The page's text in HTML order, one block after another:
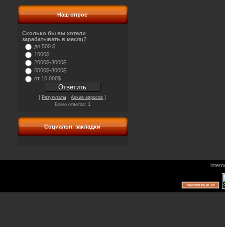
Наш опрос
Сколько бы вы хотели
зарабатывать в месяц?
до 500 $
1000$
2000$-3000$
5000$-8000$
от 10 000$
[Результаты ·Архив опросов ]
Всего ответов: 1
Социальн. закладки